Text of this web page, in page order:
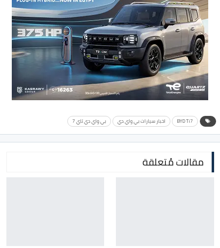
BYD Ti7 اخبار سيارات بي واي دي بي واي دي تاي 7
مقالات مُتعلقة